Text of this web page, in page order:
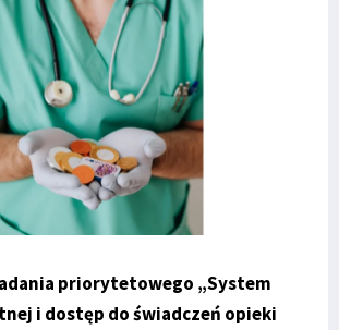
priorytetowego „System
i dostęp do świadczeń opieki